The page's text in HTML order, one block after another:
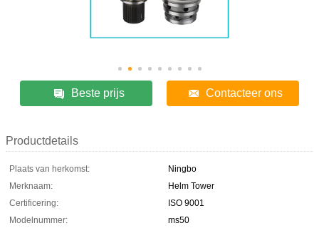
Beste prijs Contacteer ons
Productdetails
Plaats van herkomst:
Ningbo
Merknaam:
Helm Tower
Certificering:
ISO 9001
Modelnummer:
ms50